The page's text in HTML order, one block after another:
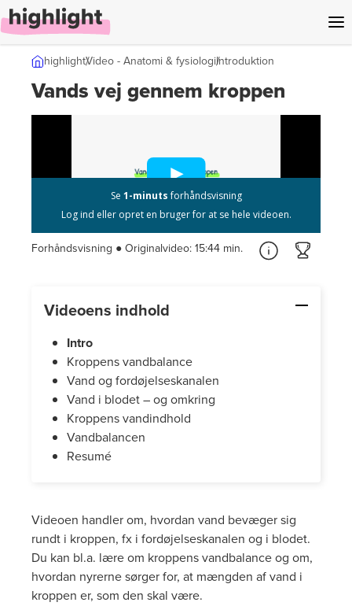
highlightVideo - Anatomi & fysiologiIntroduktion
Vands vej gennem kroppen
Forhåndsvisning ● Originalvideo:15:44 min.
Videoens indhold
Intro
Kroppens vandbalance
Vand og fordøjelseskanalen
Vand i blodet – og omkring
Kroppens vandindhold
Vandbalancen
Resumé
Videoen handler om, hvordan vand bevæger sig
rundt i kroppen, fx i fordøjelseskanalen og i blodet.
Du kan bl.a. lære om kroppens vandbalance og om,
hvordan nyrerne sørger for, at mængden af vand i
kroppen er, som den skal være.